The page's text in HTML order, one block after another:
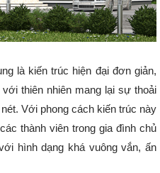
là kiến trúc hiện đại đơn giản,
thiên nhiên mang lại sự thoải
Với phong cách kiến trúc này
thành viên trong gia đình chủ
hình dạng khá vuông vắn, ấn